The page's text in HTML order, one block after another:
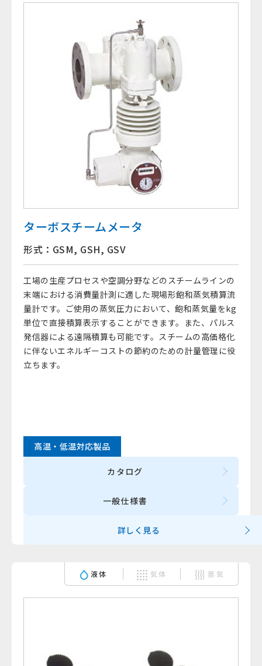
ターボスチームメータ
形式：GSM, GSH, GSV
工場の生産プロセスや空調分野などのスチームラインの
末端における消費量計測に適した現場形飽和蒸気積算流
量計です。ご使用の蒸気圧力において、飽和蒸気量をkg
単位で直接積算表示することができます。また、パルス
発信器による遠隔積算も可能です。スチームの高価格化
に伴ないエネルギーコストの節約のための計量管理に役
立ちます。
高温・低温対応製品
カタログ
一般仕様書
詳しく見る
液体 気体 蒸気